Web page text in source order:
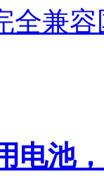
全兼
电池